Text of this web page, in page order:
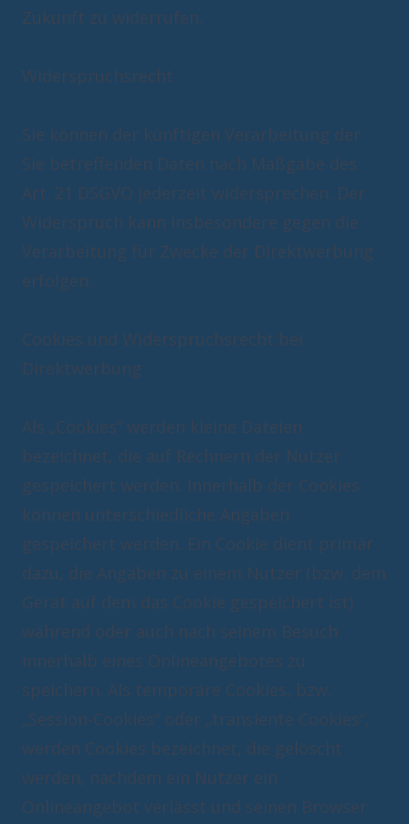
Zukunft zu widerrufen.
Widerspruchsrecht
Sie können der künftigen Verarbeitung der
Sie betreffenden Daten nach Maßgabe des
Art. 21 DSGVO jederzeit widersprechen. Der
Widerspruch kann insbesondere gegen die
Verarbeitung für Zwecke der Direktwerbung
erfolgen.
Cookies und Widerspruchsrecht bei
Direktwerbung
Als „Cookies“ werden kleine Dateien
bezeichnet, die auf Rechnern der Nutzer
gespeichert werden. Innerhalb der Cookies
können unterschiedliche Angaben
gespeichert werden. Ein Cookie dient primär
dazu, die Angaben zu einem Nutzer (bzw. dem
Gerät auf dem das Cookie gespeichert ist)
während oder auch nach seinem Besuch
innerhalb eines Onlineangebotes zu
speichern. Als temporäre Cookies, bzw.
„Session-Cookies“ oder „transiente Cookies“,
werden Cookies bezeichnet, die gelöscht
werden, nachdem ein Nutzer ein
Onlineangebot verlässt und seinen Browser